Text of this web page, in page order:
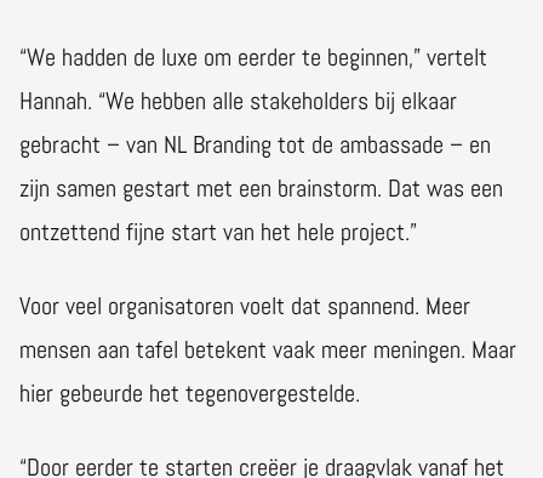
“We hadden de luxe om eerder te beginnen,” vertelt
Hannah. “We hebben alle stakeholders bij elkaar
gebracht – van NL Branding tot de ambassade – en
zijn samen gestart met een brainstorm. Dat was een
ontzettend fijne start van het hele project.”
Voor veel organisatoren voelt dat spannend. Meer
mensen aan tafel betekent vaak meer meningen. Maar
hier gebeurde het tegenovergestelde.
“Door eerder te starten creëer je draagvlak vanaf het